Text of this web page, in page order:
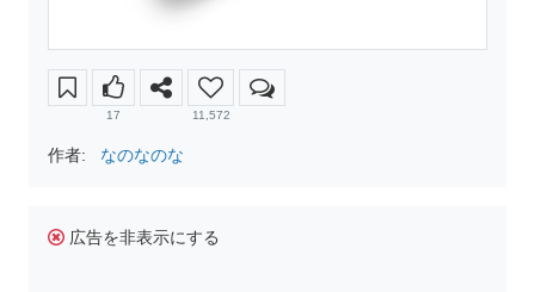
17 11,572
作者: なのなのな
広告を非表示にする